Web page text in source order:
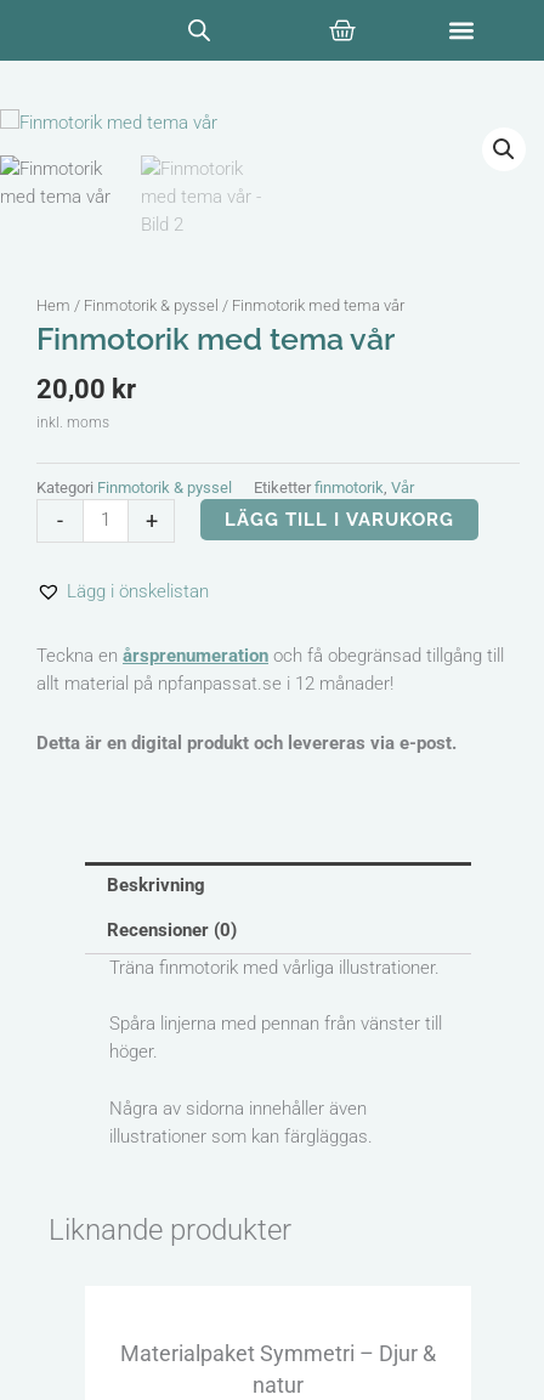
innehåll
Varukorg
Hem / Finmotorik & pyssel / Finmotorik med tema vår
Finmotorik med tema vår
20,00 kr
inkl. moms
Kategori Finmotorik & pyssel Etiketter finmotorik, Vår
-
Finmotorik
med
vår
+ LÄGG TILL I VARUKORG
Lägg i önskelistan
Teckna en årsprenumeration och få obegränsad tillgång till
allt material på npfanpassat.se i 12 månader!
Detta är en digital produkt och levereras via e-post.
Beskrivning
Recensioner (0)
Träna finmotorik med vårliga illustrationer.
Spåra linjerna med pennan från vänster till
höger.
Några av sidorna innehåller även
illustrationer som kan färgläggas.
Liknande produkter
Materialpaket Symmetri – Djur &
natur